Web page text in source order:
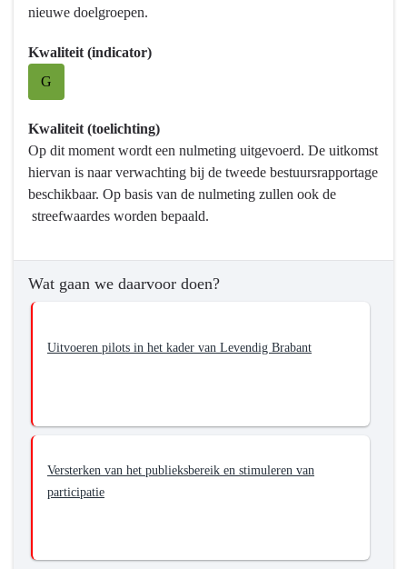
Wat
we
bereiken?
Bevorderen
van
inclusief
aanbod
nieuwe doelgroepen.
Kwaliteit (indicator)
G
Kwaliteit (toelichting)
Op dit moment wordt een nulmeting uitgevoerd. De uitkomst
hiervan is naar verwachting bij de tweede bestuursrapportage
beschikbaar. Op basis van de nulmeting zullen ook de
streefwaardes worden bepaald.
Wat gaan we daarvoor doen?
Uitvoeren pilots in het kader van Levendig Brabant
Versterken van het publieksbereik en stimuleren van
participatie